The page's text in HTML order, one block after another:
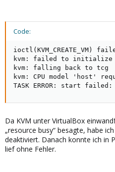
Code:
ioctl(KVM_CREATE_VM)
kvm: failed to initialize
kvm: falling back to tcg
kvm: CPU model 'host'
TASK ERROR: start
Da KVM unter VirtualBox
„resource busy“ besagte, habe
deaktiviert. Danach konnte ich in
lief ohne Fehler.